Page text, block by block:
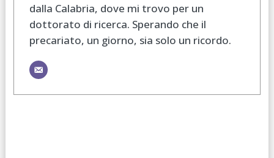
dalla Calabria, dove mi trovo per un
dottorato di ricerca. Sperando che il
precariato, un giorno, sia solo un ricordo.